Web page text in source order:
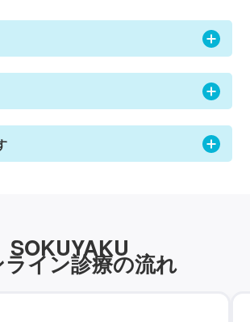
SOKUYAKU
イン診療の流れ